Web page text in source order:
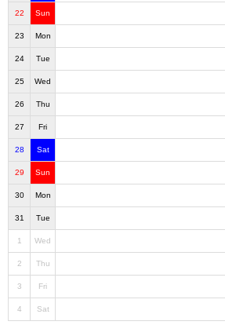
22 Sun
23 Mon
24 Tue
25 Wed
26 Thu
27 Fri
28 Sat
29 Sun
30 Mon
31 Tue
1 Wed
2 Thu
3 Fri
4 Sat